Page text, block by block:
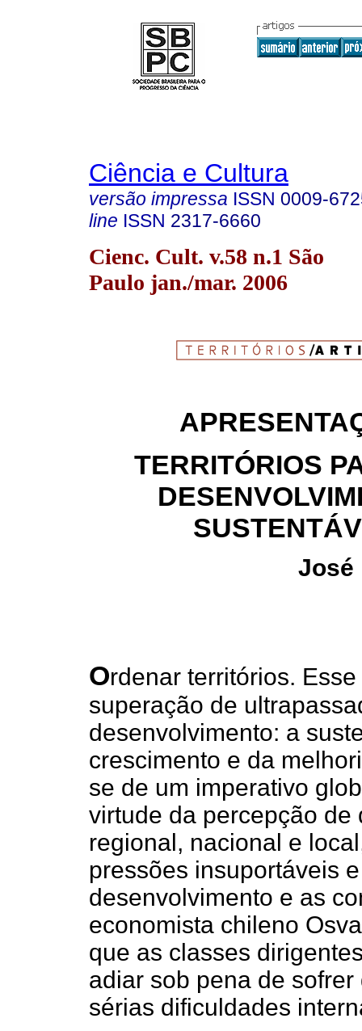
Ciência e Cultura
versão impressa ISSN 0009-
line ISSN 2317-6660
Cienc. Cult. v.58 n.1 São
Paulo jan./mar. 2006
TERRITÓRIOS
José
Ordenar territórios.
superação de
desenvolvimento: a
crescimento e da
se de um imperativo
virtude da percepção
regional, nacional e
pressões insuportáveis
desenvolvimento e as
economista chileno
que as classes
adiar sob pena de
sérias dificuldades